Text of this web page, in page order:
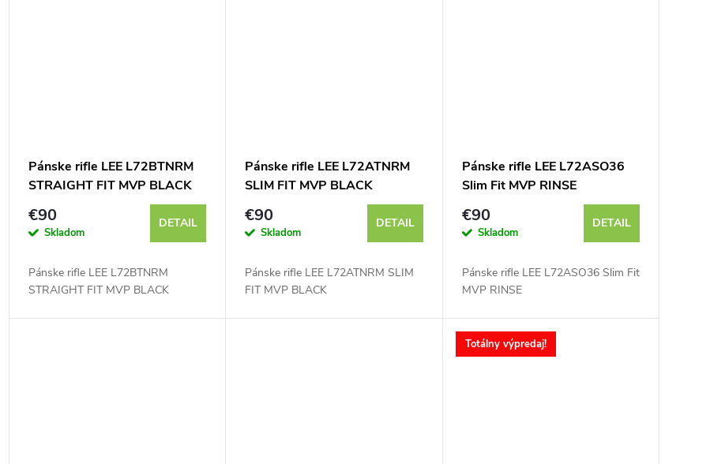
Pánske rifle LEE L72BTNRM
STRAIGHT FIT MVP BLACK
€90
Skladom
DETAIL
Pánske rifle LEE L72BTNRM
STRAIGHT FIT MVP BLACK
Pánske rifle LEE L72ATNRM
SLIM FIT MVP BLACK
€90
Skladom
DETAIL
Pánske rifle LEE L72ATNRM SLIM
FIT MVP BLACK
Pánske rifle LEE L72ASO36
Slim Fit MVP RINSE
€90
Skladom
DETAIL
Pánske rifle LEE L72ASO36 Slim Fit
MVP RINSE
Totálny výpredaj!